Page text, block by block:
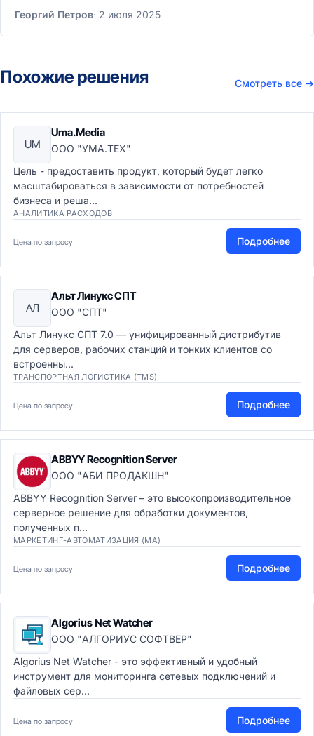
Георгий Петров 2 июля 2025
Похожие решения Смотреть все →
UM
Uma.Media
ООО "УМА.ТЕХ"
Цель - предоставить продукт, который будет легко
масштабироваться в зависимости от потребностей
бизнеса и реша...
АНАЛИТИКА РАСХОДОВ
Цена по запросу Подробнее
АЛ
Альт Линукс СПТ
ООО "СПТ"
Альт Линукс СПТ 7.0 — унифицированный дистрибутив
для серверов, рабочих станций и тонких клиентов со
встроенны...
ТРАНСПОРТНАЯ ЛОГИСТИКА (TMS)
Цена по запросу Подробнее
ABBYY Recognition Server
ООО "АБИ ПРОДАКШН"
ABBYY Recognition Server – это высокопроизводительное
серверное решение для обработки документов,
полученных п...
МАРКЕТИНГ-АВТОМАТИЗАЦИЯ (MA)
Цена по запросу Подробнее
Algorius Net Watcher
ООО "АЛГОРИУС СОФТВЕР"
Algorius Net Watcher - это эффективный и удобный
инструмент для мониторинга сетевых подключений и
файловых сер...
Цена по запросу Подробнее